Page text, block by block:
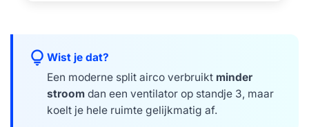
lightbulbWist je dat?
Een moderne split airco verbruikt minder
stroom dan een ventilator op standje 3, maar
koelt je hele ruimte gelijkmatig af.